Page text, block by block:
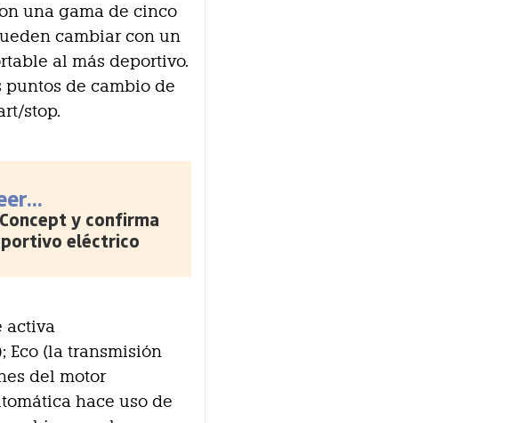
una gama de cinco
cambiar con un
al más deportivo.
puntos de cambio de
stop.
y confirma
eléctrico
activa
Eco (la transmisión
del motor
hace uso de